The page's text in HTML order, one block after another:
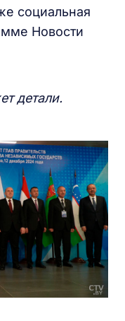
социальная
Новости
детали.